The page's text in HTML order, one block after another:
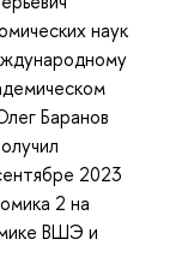
наук
Баранов
2023
2 на
ВШЭ и